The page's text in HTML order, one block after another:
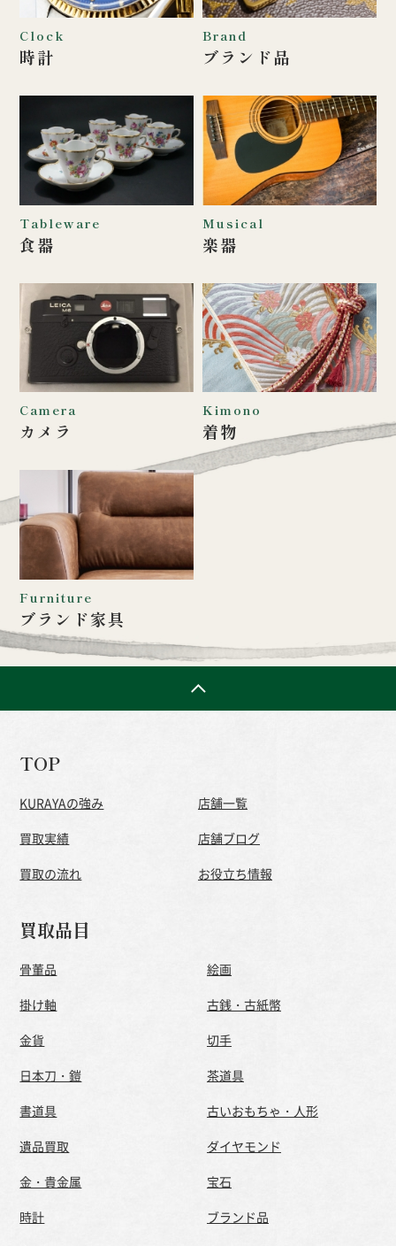
Clock
時計
Brand
ブランド品
Tableware
食器
Musical
楽器
Camera
カメラ
Kimono
着物
Furniture
ブランド家具
TOP
KURAYAの強み
買取実績
買取の流れ
店舗一覧
店舗ブログ
お役立ち情報
買取品目
骨董品
絵画
掛け軸
古銭・古紙幣
金貨
切手
日本刀・鎧
茶道具
書道具
古いおもちゃ・人形
遺品買取
ダイヤモンド
金・貴金属
宝石
時計
ブランド品